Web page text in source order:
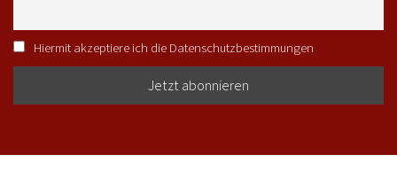
Hiermit akzeptiere ich die Datenschutzbestimmungen